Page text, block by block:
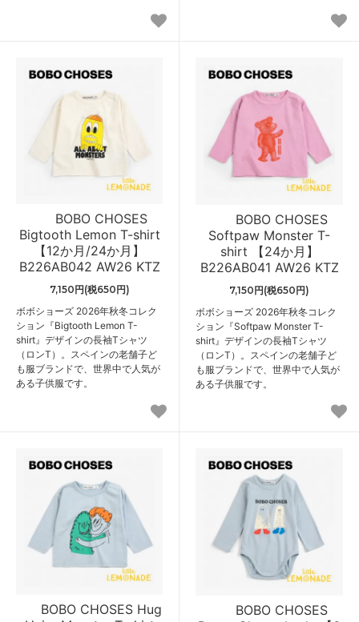
BOBO CHOSES
Bigtooth Lemon T-shirt
【12か月/24か月】
B226AB042 AW26 KTZ
7,150円(税650円)
ボボショーズ 2026年秋冬コレク
ション『Bigtooth Lemon T-
shirt』デザインの長袖Tシャツ
（ロンT）。スペインの老舗子ど
も服ブランドで、世界中で人気が
ある子供服です。
BOBO CHOSES
Softpaw Monster T-
shirt 【24か月】
B226AB041 AW26 KTZ
7,150円(税650円)
ボボショーズ 2026年秋冬コレク
ション『Softpaw Monster T-
shirt』デザインの長袖Tシャツ
（ロンT）。スペインの老舗子ど
も服ブランドで、世界中で人気が
ある子供服です。
BOBO CHOSES Hug
BOBO CHOSES